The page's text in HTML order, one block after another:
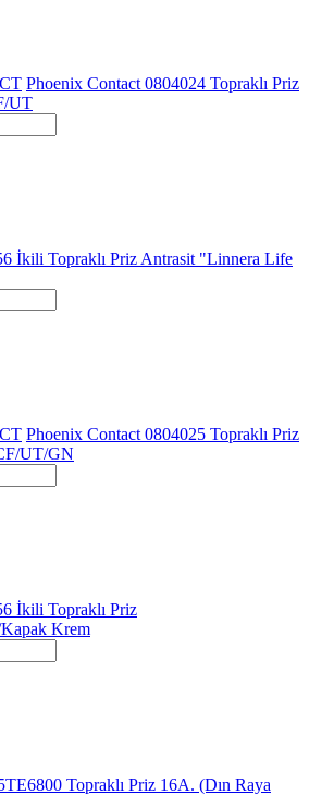
Phoenix Contact 0804024 Topraklı Priz
UT
İkili Topraklı Priz Antrasit "Linnera Life
Phoenix Contact 0804025 Topraklı Priz
UT/GN
İkili Topraklı Priz
Krem
Topraklı Priz 16A. (Dın Raya